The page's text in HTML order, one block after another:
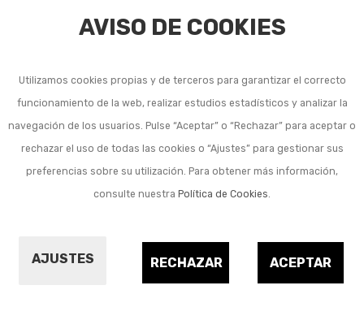
AVISO DE COOKIES
Utilizamos cookies propias y de terceros para garantizar el correcto
funcionamiento de la web, realizar estudios estadísticos y analizar la
navegación de los usuarios. Pulse “Aceptar” o “Rechazar” para aceptar o
rechazar el uso de todas las cookies o “Ajustes” para gestionar sus
preferencias sobre su utilización. Para obtener más información,
consulte nuestra Política de Cookies.
AJUSTES ACEPTAR
RECHAZAR